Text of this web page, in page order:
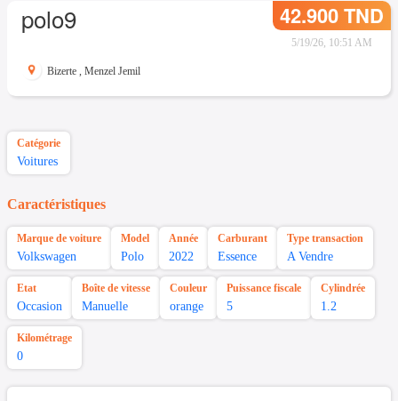
polo9 42.900 TND
5/19/26, 10:51 AM
Bizerte , Menzel Jemil
Catégorie
Voitures
Caractéristiques
Marque de voiture
Volkswagen
Model
Polo
Année
2022
Carburant
Essence
Type transaction
A Vendre
Etat
Occasion
Boîte de vitesse
Manuelle
Couleur
orange
Puissance fiscale
5
Cylindrée
1.2
Kilométrage
0